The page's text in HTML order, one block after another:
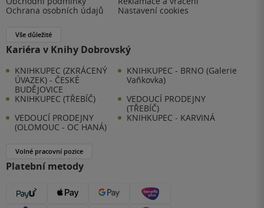
Ochrana osobních údajů
Nastavení cookies
Vše důležité
Kariéra v Knihy Dobrovský
KNIHKUPEC (ZKRÁCENÝ
ÚVAZEK) - ČESKÉ
BUDĚJOVICE
KNIHKUPEC - BRNO (Galerie
Vaňkovka)
KNIHKUPEC (TŘEBÍČ)
VEDOUCÍ PRODEJNY
(TŘEBÍČ)
VEDOUCÍ PRODEJNY
(OLOMOUC - OC HANÁ)
KNIHKUPEC - KARVINÁ
Volné pracovní pozice
Platební metody